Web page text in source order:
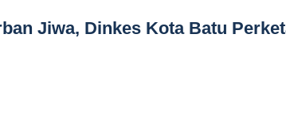
Jiwa, Dinkes Kota Batu